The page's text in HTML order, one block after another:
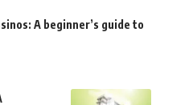
A beginner’s guide to